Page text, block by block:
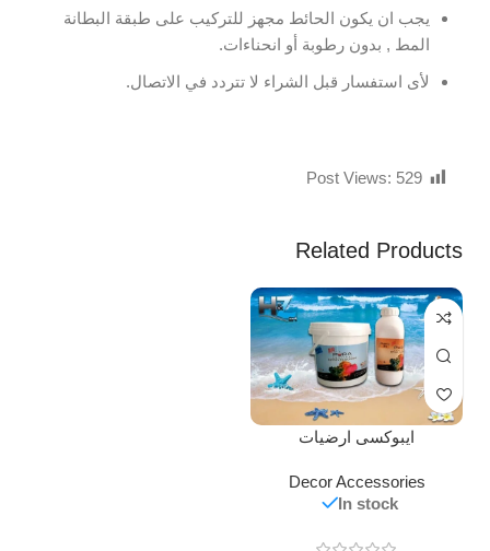
يجب ان يكون الحائط مجهز للتركيب على طبقة البطانة
المط , بدون رطوبة أو انحناءات.
لأى استفسار قبل الشراء لا تتردد في الاتصال.
Post Views: 529
Related Products
ايبوكسى ارضيات
Decor Accessories
In stock